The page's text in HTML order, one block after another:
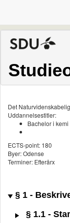
Det
Uddannelsestitler:
Bachelor i kemi
ECTS-point: 180
Byer: Odense
Terminer: Efterårx
§ 1 -
§ 1.1 -